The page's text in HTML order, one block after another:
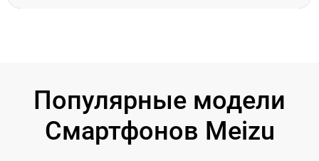
Популярные модели
Смартфонов Meizu